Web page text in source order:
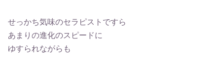
せっかち気味のセラピストですら
あまりの進化のスピードに
ゆすられながらも